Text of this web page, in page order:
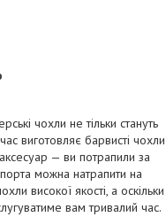
чохли не тільки стануть
виготовляє барвисті чохли
— ви потрапили за
можна натрапити на
високої якості, а оскільки
вам тривалий час.